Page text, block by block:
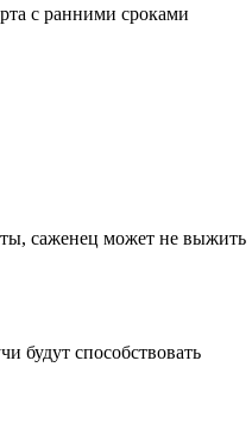
с ранними сроками
саженец может не выжить
будут способствовать